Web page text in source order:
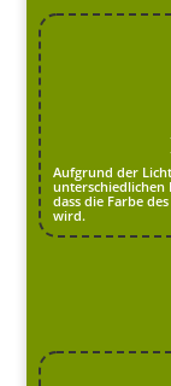
Aufgrund der
unterschiedlichen
dass die Farbe
wird.